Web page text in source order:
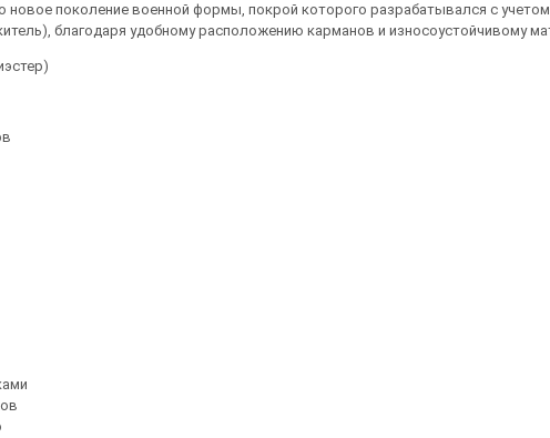
новое поколение военной формы, покрой которого разрабатывался с
благодаря удобному расположению карманов и износоустойчивому